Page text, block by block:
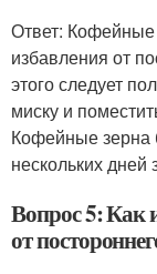
Ответ: Кофейные
избавления от
этого следует
миску и
Кофейные зерна
нескольких дней
Вопрос 5: Как
от